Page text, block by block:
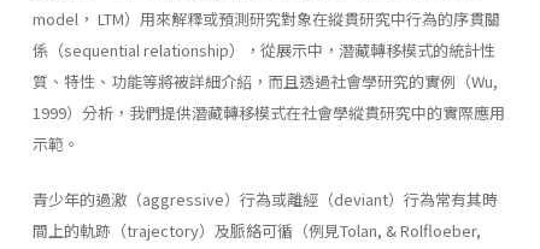
model， LTM）用來解釋或預測研究對象在縱貫研究中行為的序貫關
係（sequential relationship），從展示中，潛藏轉移模式的統計性
質、特性、功能等將被詳細介紹，而且透過社會學研究的實例（Wu,
1999）分析，我們提供潛藏轉移模式在社會學縱貫研究中的實際應用
示範。
青少年的過激（aggressive）行為或離經（deviant）行為常有其時
間上的軌跡（trajectory）及脈絡可循（例見Tolan, & Rolfloeber,